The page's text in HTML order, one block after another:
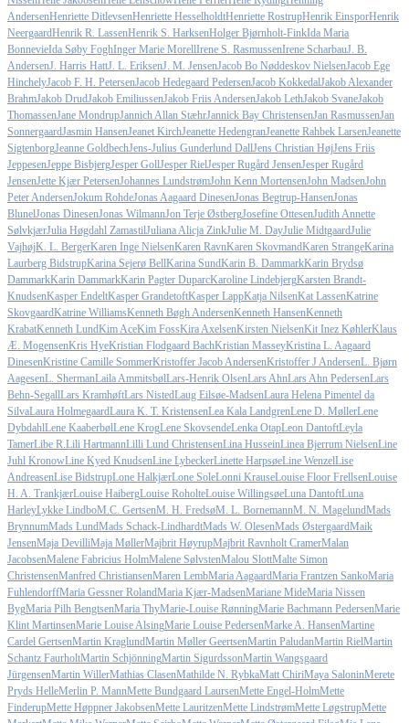
AndersenHenriette DitlevsenHenriette HesselholdtHenriette RostrupHenrik EinsporHenrik
NeergaardHenrik R. LassenHenrik S. HarksenHolger Bjørnholt-FinkIda Maria
BonnevieIda Søby FoghInger Marie MorellIrene S. RasmussenIrene ScharbauJ. B.
AndersenJ. Harris HattJ. L. EriksenJ. M. JensenJacob Bo Nøddeskov NielsenJacob Ege
HinchelyJacob F. H. PetersenJacob Hedegaard PedersenJacob KokkedalJakob Alexander
BrahmJakob DrudJakob EmiliussenJakob Friis AndersenJakob LethJakob SvaneJakob
ThomassenJane MondrupJannich Allan StæhrJannick Bay ChristensenJan RasmussenJan
SonnergaardJasmin HansenJeanet KirchJeanette HedengranJeanette Rahbek LarsenJeanette
SigtenborgJeanne GoldbechJens-Julius Gunderlund DallJens Christian HøjJens Friis
JeppesenJeppe BisbjergJesper GollJesper RielJesper Rugård JensenJesper Rugård
JensenJette Kjær PetersenJohannes LundstrømJohn Kenn MortensenJohn MadsenJohn
Peter AndersenJokum RohdeJonas Aagaard DinesenJonas Begtrup-HansenJonas
BlunelJonas DinesenJonas WilmannJon Terje ØstbergJosefine OttesenJudith Annette
SølvkjærJulia Høgdahl ZamastilJuliana Alicja ZinkJulie M. DayJulie MidtgaardJulie
VajhøjK. L. BergerKaren Inge NielsenKaren RavnKaren SkovmandKaren StrangeKarina
Laurberg BidstrupKarina Sejerø BellKarina SundKarin B. DammarkKarin Brydsø
DammarkKarin DammarkKarin Pagter DuparcKaroline LindebjergKarsten Brandt-
KnudsenKasper EndeltKasper GrandetoftKasper LappKatja NilsenKat LassenKatrine
SkovgaardKatrine WilliamsKenneth Bøgh AndersenKenneth HansenKenneth
KrabatKenneth LundKim AceKim FossKira AxelsenKirsten NielsenKit Inez KøhlerKlaus
Æ. MogensenKris HyeKristian Flodgaard BachKristian MasseyKristina L. Aagaard
DinesenKristine Camille SommerKristoffer Jacob AndersenKristoffer J AndersenL. Bjørn
AagesenL. ShermanLaila AmmitsbølLars-Henrik OlsenLars AhnLars Ahn PedersenLars
Behn-SegallLars KramhøftLars NistedLaug Eilsøe-MadsenLaura Helena Pimentel da
SilvaLaura HolmegaardLaura K. T. KristensenLea Kala LandgrenLene D. MøllerLene
DybdahlLene KaaberbølLene KrogLene SkovsendeLenka OtapLeon DantoftLeyla
TamerLibe R.Lili HartmannLilli Lund ChristensenLina HusseinLinea Bjerrum NielsenLine
Juhl KronowLine Kyed KnudsenLine LybeckerLinette HarpsøeLine WenzelLise
AndreasenLise BidstrupLone HalkjærLone SoleLonni KrauseLouise Floor FrellsenLouise
H. A. TrankjærLouise HaibergLouise RoholteLouise WillingsøeLuna DantoftLuna
HarleyLykke LindboM.C. GertsenM. H. FredsøM. L. BornemannM. N. MagelundMads
BrynnumMads LundMads Schack-LindhardtMads W. OlesenMads ØstergaardMaik
JensenMaja DevilliMaja MøllerMajbrit HøyrupMajbrit Ravnholt CramerMalan
JacobsenMalene Fabricius HolmMalene SølvstenMalou SlottMalte Simon
ChristensenManfred ChristiansenMaren LembMaria AagaardMaria Frantzen SankoMaria
FuhlendorffMaria Gessner RolandMaria Kjær-MadsenMariane MideMaria Nissen
BygMaria Pilh BengtsenMaria ThyMarie-Louise RønningMarie Bachmann PedersenMarie
Klint MartinsenMarie Louise AlsingMarie Louise PedersenMarke A. HansenMartine
Cardel GertsenMartin KraglundMartin Møller GeertsenMartin PaludanMartin RielMartin
Schantz FaurholtMartin SchjönningMartin SigurdssonMartin Wangsgaard
JürgensenMartin WillerMathias ClasenMathilde N. RybkaMatt ChiriMaya SaloninMerete
Pryds HelleMerlin P. MannMette Bundgaard LaursenMette Engel-HolmMette
FinderupMette Høppner JakobsenMette LauritzenMette LindstrømMette LøgstrupMette